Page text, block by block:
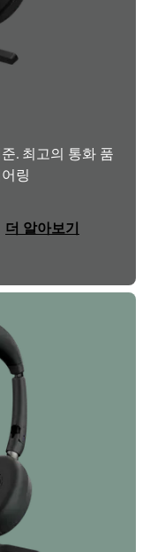
. 최고의 통화 품
링
더 알아보기